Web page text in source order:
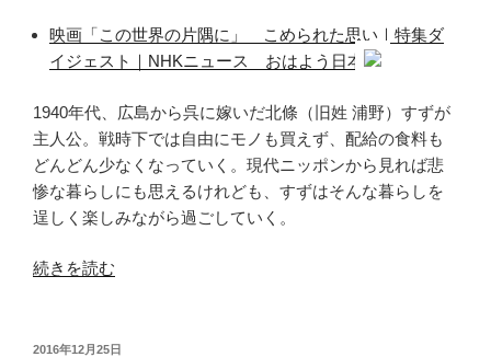
映画「この世界の片隅に」 こめられた思い｜特集ダ
イジェスト｜NHKニュース おはよう日本
1940年代、広島から呉に嫁いだ北條（旧姓 浦野）すずが
主人公。戦時下では自由にモノも買えず、配給の食料も
どんどん少なくなっていく。現代ニッポンから見れば悲
惨な暮らしにも思えるけれども、すずはそんな暮らしを
逞しく楽しみながら過ごしていく。
“「こ
界
続きを読む
投
2016年12月25日